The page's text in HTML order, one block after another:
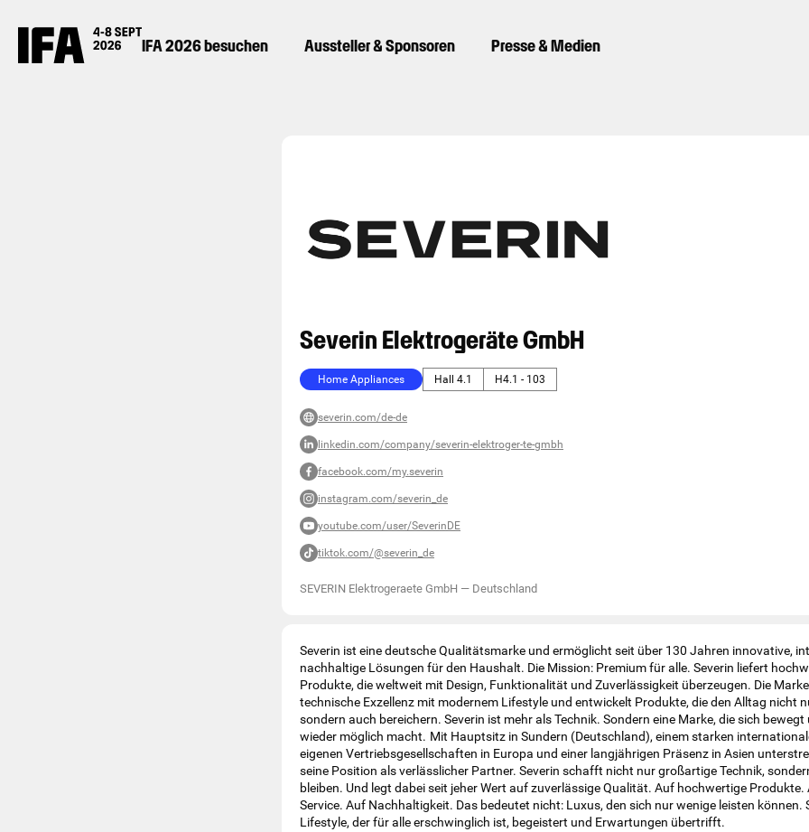
IFA 2026 besuchen Aussteller & Sponsoren Presse & Medien
Severin Elektrogeräte GmbH
Home Appliances Hall 4.1 H4.1 - 103
severin.com/de-de
linkedin.com/company/severin-elektroger-te-gmbh
facebook.com/my.severin
instagram.com/severin_de
youtube.com/user/SeverinDE
tiktok.com/@severin_de
SEVERIN Elektrogeraete GmbH — Deutschland
Severin ist eine deutsche Qualitätsmarke und ermöglicht seit über 130 Jahren innovative,
nachhaltige Lösungen für den Haushalt. Die Mission: Premium für alle. Severin liefert
Produkte, die weltweit mit Design, Funktionalität und Zuverlässigkeit überzeugen. Die
technische Exzellenz mit modernem Lifestyle und entwickelt Produkte, die den Alltag nicht
sondern auch bereichern. Severin ist mehr als Technik. Sondern eine Marke, die sich bewegt
wieder möglich macht. Mit Hauptsitz in Sundern (Deutschland), einem starken
eigenen Vertriebsgesellschaften in Europa und einer langjährigen Präsenz in Asien
seine Position als verlässlicher Partner. Severin schafft nicht nur großartige Technik,
bleiben. Und legt dabei seit jeher Wert auf zuverlässige Qualität. Auf hochwertige Produkte.
Service. Auf Nachhaltigkeit. Das bedeutet nicht: Luxus, den sich nur wenige leisten können.
Lifestyle, der für alle erschwinglich ist, begeistert und Erwartungen übertrifft.